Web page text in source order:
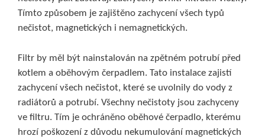
Tímto způsobem je zajištěno zachycení všech typů
nečistot, magnetických i nemagnetických.
Filtr by měl být nainstalován na zpětném potrubí před
kotlem a oběhovým čerpadlem. Tato instalace zajistí
zachycení všech nečistot, které se uvolnily do vody z
radiátorů a potrubí. Všechny nečistoty jsou zachyceny
ve filtru. Tím je ochráněno oběhové čerpadlo, kterému
hrozí poškození z důvodu nekumulování magnetických